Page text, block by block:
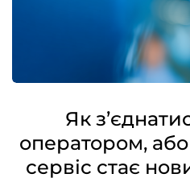
Як
оператором,
сервіс стає